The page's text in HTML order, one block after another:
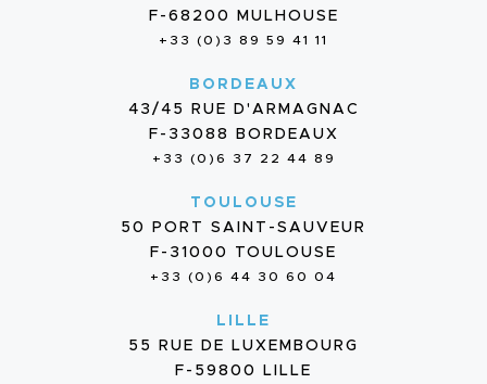
F-68200 MULHOUSE
+33 (0)3 89 59 41 11
BORDEAUX
43/45 RUE D'ARMAGNAC
F-33088 BORDEAUX
+33 (0)6 37 22 44 89
TOULOUSE
50 PORT SAINT-SAUVEUR
F-31000 TOULOUSE
+33 (0)6 44 30 60 04
LILLE
55 RUE DE LUXEMBOURG
F-59800 LILLE